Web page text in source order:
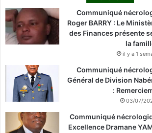
Communiqué
Roger BARRY : Le
des Finances présente
la
il y a 1
Communiqué
Général de Division
:
03/07/
Communiqué
Excellence Dramane